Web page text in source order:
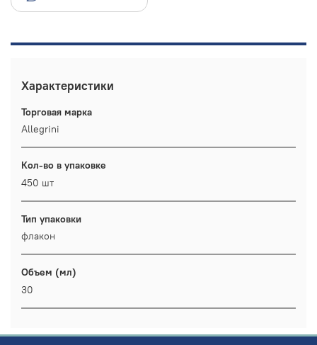
Характеристики
Торговая марка
Allegrini
Кол-во в упаковке
450 шт
Тип упаковки
флакон
Объем (мл)
30